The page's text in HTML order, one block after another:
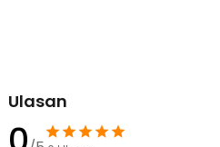
Ulasan